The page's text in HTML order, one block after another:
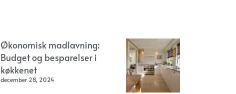
Økonomisk madlavning:
Budget og besparelser i
køkkenet
december 28, 2024